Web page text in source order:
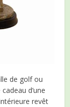
de golf ou
d’une
revêt